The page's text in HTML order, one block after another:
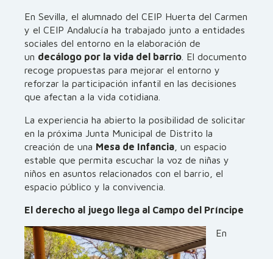
En Sevilla, el alumnado del CEIP Huerta del Carmen
y el CEIP Andalucía ha trabajado junto a entidades
sociales del entorno en la elaboración de
un decálogo por la vida del barrio . El documento
recoge propuestas para mejorar el entorno y
reforzar la participación infantil en las decisiones
que afectan a la vida cotidiana.
La experiencia ha abierto la posibilidad de solicitar
en la próxima Junta Municipal de Distrito la
creación de una Mesa de Infancia , un espacio
estable que permita escuchar la voz de niñas y
niños en asuntos relacionados con el barrio, el
espacio público y la convivencia.
El derecho al juego llega al Campo del Príncipe
En